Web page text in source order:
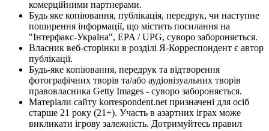
комерційними партнерами.
Будь яке копіювання, публікація, передрук, чи наступне
поширення інформації, що містить посилання на
"Інтерфакс-Україна", EPA / UPG, суворо забороняється.
Власник веб-сторінки в розділі Я-Корреспондент є автор
публікації.
Будь-яке копіювання, передрук та відтворення
фотографічних творів та/або аудіовізуальних творів
правовласника Getty Images - суворо забороняється.
Матеріали сайту korrespondent.net призначені для осіб
старше 21 року (21+). Участь в азартних іграх може
викликати ігрову залежність. Дотримуйтесь правил